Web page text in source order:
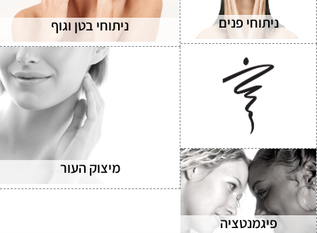
ניתוחי פנים
פיגמנטציה
ניתוחי בטן וגוף
מיצוק העור